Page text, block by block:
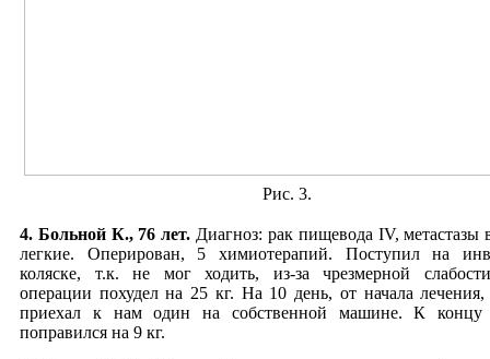
Рис. 3.
4. Больной К., 76 лет. Диагноз: рак пищевода IV, метастазы
легкие. Оперирован, 5 химиотерапий. Поступил на
коляске, т.к. не мог ходить, из-за чрезмерной
операции похудел на 25 кг. На 10 день, от начала лечения,
приехал к нам один на собственной машине. К концу
поправился на 9 кг.